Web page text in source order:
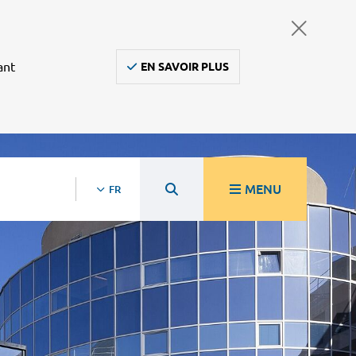
EN SAVOIR PLUS
FR MENU